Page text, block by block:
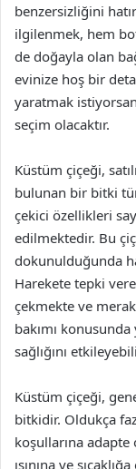
benzersizliğini
ilgilenmek, hem
de doğayla olan
evinize hoş bir
yaratmak
seçim olacaktır.
Küstüm çiçeği,
bulunan bir bitki
çekici özellikleri
edilmektedir. Bu
dokunulduğunda
Harekete tepki
çekmekte ve
bakımı
sağlığını
Küstüm çiçeği,
bitkidir. Oldukça
koşullarına
ışınına ve